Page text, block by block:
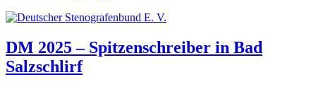
DM 2025 – Spitzenschreiber in Bad
Salzschlirf